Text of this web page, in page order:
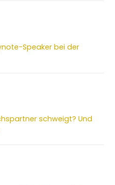
Speaker bei der
schweigt? Und